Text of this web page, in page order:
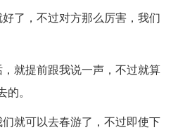
了，不过对方那么厉害，我们
就提前跟我说一声，不过就算
。
就可以去春游了，不过即使下